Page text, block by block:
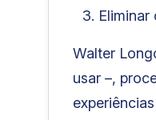
Walter
usar –,